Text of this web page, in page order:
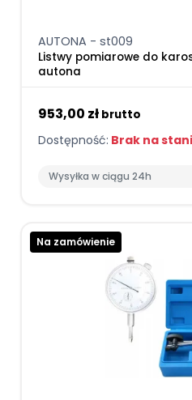
AUTONA - st009
Listwy pomiarowe do
autona
953,00 zł brutto
Dostępność: Brak na
Wysyłka w ciągu 24h
Na zamówienie